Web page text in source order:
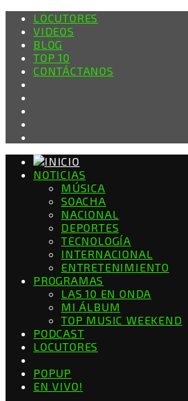
LOCUTORES
VIDEOS
BLOG
TOP 10
CONTÁCTANOS
NOTICIAS
MÚSICA
SOACHA
NACIONAL
DEPORTES
TECNOLOGÍA
INTERNACIONAL
ENTRETENIMIENTO
PROGRAMAS
LAS 10 EN ONDA
MI ÁLBUM
TOP MUSIC WEEKEND
PODCAST
LOCUTORES
POPUP
EN VIVO!